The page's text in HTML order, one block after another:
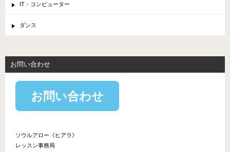
IT・コンピューター
ダンス
お問い合わせ
お問い合わせ
ソウルアロー《ヒアラ》
レッスン事務局